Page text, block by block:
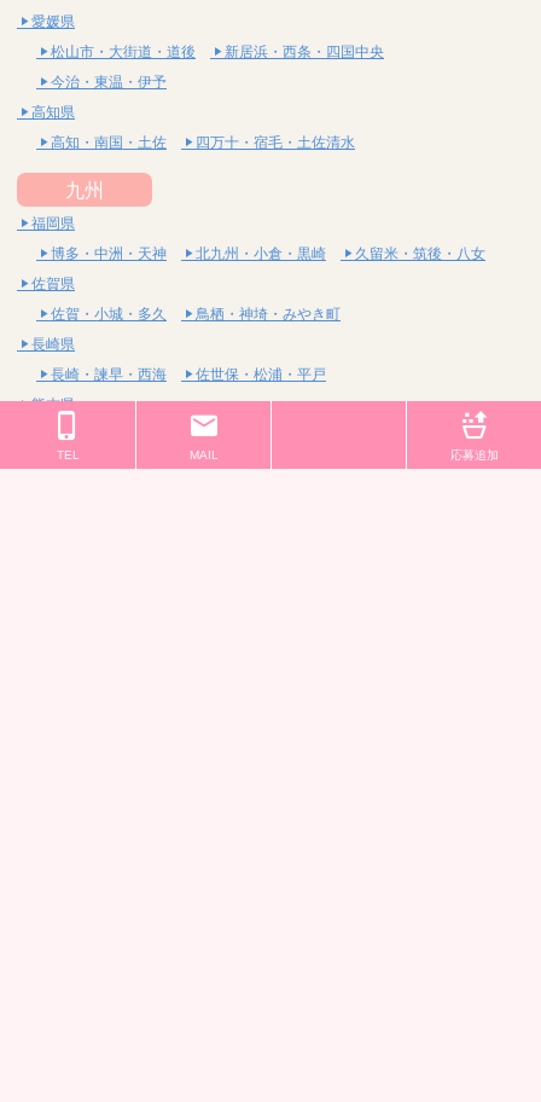
愛媛県
松山市・大街道・道後
新居浜・西条・四国中央
今治・東温・伊予
高知県
高知・南国・土佐
四万十・宿毛・土佐清水
九州
福岡県
博多・中洲・天神
北九州・小倉・黒崎
久留米・筑後・八女
佐賀県
佐賀・小城・多久
鳥栖・神埼・みやき町
長崎県
長崎・諫早・西海
佐世保・松浦・平戸
熊本県
熊本・宇土・合志
八代・宇城・美里
大分県
TEL MAIL 応募追加